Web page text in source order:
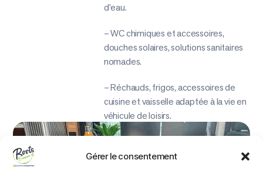
Gérer le consentement
d’eau.
– WC chimiques et accessoires,
douches solaires, solutions sanitaires
nomades.
– Réchauds, frigos, accessoires de
cuisine et vaisselle adaptée à la vie en
véhicule de loisirs.